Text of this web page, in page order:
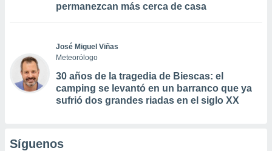
permanezcan más cerca de casa
José Miguel Viñas
Meteorólogo
30 años de la tragedia de Biescas: el
camping se levantó en un barranco que ya
sufrió dos grandes riadas en el siglo XX
Síguenos